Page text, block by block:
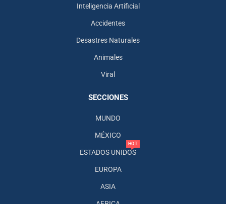
Inteligencia Artificial
Accidentes
Desastres Naturales
Animales
Viral
SECCIONES
MUNDO
MÉXICO
ESTADOS UNIDOS
HOT
EUROPA
ASIA